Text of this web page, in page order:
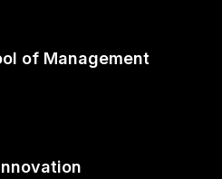
of Management